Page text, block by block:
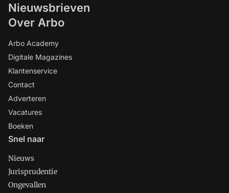
Nieuwsbrieven
Over Arbo
Arbo Academy
Digitale Magazines
Klantenservice
Contact
Adverteren
Vacatures
Boeken
Snel naar
Nieuws
Jurisprudentie
Ongevallen